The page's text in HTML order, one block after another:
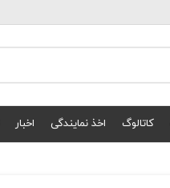
کاتالوگ اخذ نمایندگی اخبار